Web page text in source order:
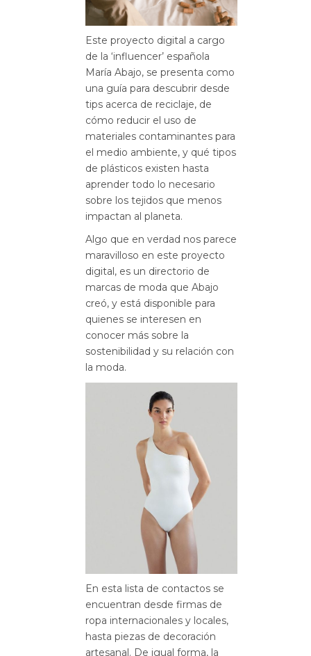
Este proyecto digital a cargo
de la ‘influencer’ española
María Abajo, se presenta como
una guía para descubrir desde
tips acerca de reciclaje, de
cómo reducir el uso de
materiales contaminantes para
el medio ambiente, y qué tipos
de plásticos existen hasta
aprender todo lo necesario
sobre los tejidos que menos
impactan al planeta.
Algo que en verdad nos parece
maravilloso en este proyecto
digital, es un directorio de
marcas de moda que Abajo
creó, y está disponible para
quienes se interesen en
conocer más sobre la
sostenibilidad y su relación con
la moda.
En esta lista de contactos se
encuentran desde firmas de
ropa internacionales y locales,
hasta piezas de decoración
artesanal. De igual forma, la